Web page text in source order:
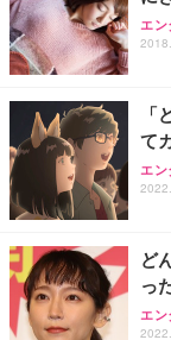
エン
て
エン
ど
っ
エン